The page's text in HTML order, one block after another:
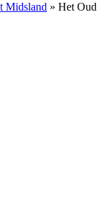
Midsland » Het Oud